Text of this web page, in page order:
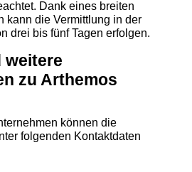
Dank eines breiten
kann die Vermittlung in der
drei bis fünf Tagen erfolgen.
weitere
zu Arthemos
können die
folgenden Kontaktdaten